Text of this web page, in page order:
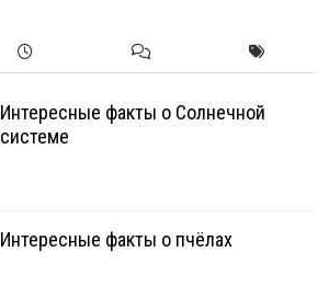
Интересные факты о Солнечной
системе
Интересные факты о пчёлах